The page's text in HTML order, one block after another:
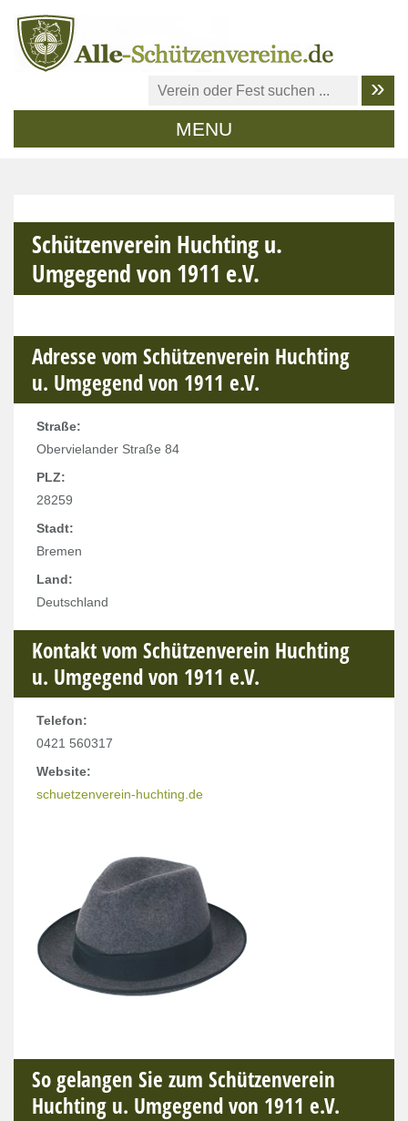
MENU
Schützenverein Huchting u.
Umgegend von 1911 e.V.
Adresse vom Schützenverein Huchting
u. Umgegend von 1911 e.V.
Straße:
Obervielander Straße 84
PLZ:
28259
Stadt:
Bremen
Land:
Deutschland
Kontakt vom Schützenverein Huchting
u. Umgegend von 1911 e.V.
Telefon:
0421 560317
Website:
schuetzenverein-huchting.de
So gelangen Sie zum Schützenverein
Huchting u. Umgegend von 1911 e.V.